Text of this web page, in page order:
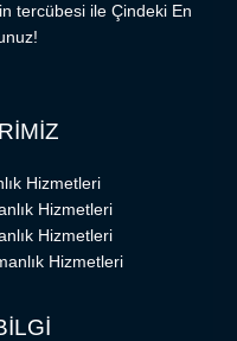
tercübesi ile Çindeki En
Hizmetleri
Hizmetleri
Hizmetleri
Hizmetleri